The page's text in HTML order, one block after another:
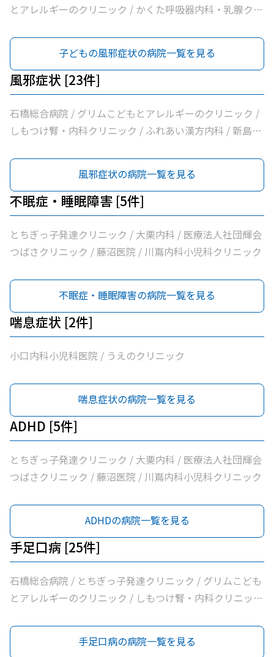
児科医院 / 山﨑医院 / うえのクリニック / せんば医院 / し
クしらさぎ
とアレルギーのクリニック / かくた呼吸器内科・乳腺クリ
藤沼医院 / 石川医院 / やの小児科医院 / 川嶌内科小児科ク
リニック / 小口内科小児科医院 / 山﨑医院 / しらさぎ耳鼻
咽喉科クリニック
子どもの風邪症状の病院一覧を見る
風邪症状 [23件]
石橋総合病院 / グリムこどもとアレルギーのクリニック /
しもつけ腎・内科クリニック / ふれあい漢方内科 / 新島内
内科・乳腺クリニック / 島田クリニック / 佐藤内科 / コン
フォート下野クリニック / ふじたクリニック / 医療法人社
団輝会つばさクリニック / 藤沼医院 / 石川医院 / やの小児
科医院 / 川嶌内科小児科クリニック / 一般社団法人巨樹の
会新上三川病院 / 小口内科小児科医院 / 山﨑医院 / うえの
クリニック / せんば医院 / どんどんまもろうクリニックし
風邪症状の病院一覧を見る
不眠症・睡眠障害 [5件]
とちぎっ子発達クリニック / 大栗内科 / 医療法人社団輝会
つばさクリニック / 藤沼医院 / 川嶌内科小児科クリニック
不眠症・睡眠障害の病院一覧を見る
喘息症状 [2件]
小口内科小児科医院 / うえのクリニック
喘息症状の病院一覧を見る
ADHD [5件]
とちぎっ子発達クリニック / 大栗内科 / 医療法人社団輝会
つばさクリニック / 藤沼医院 / 川嶌内科小児科クリニック
ADHDの病院一覧を見る
手足口病 [25件]
石橋総合病院 / とちぎっ子発達クリニック / グリムこども
とアレルギーのクリニック / しもつけ腎・内科クリニック
科 / 大栗内科 / かくた呼吸器内科・乳腺クリニック / 島田
クリニック / 佐藤内科 / コンフォート下野クリニック / ふ
手足口病の病院一覧を見る